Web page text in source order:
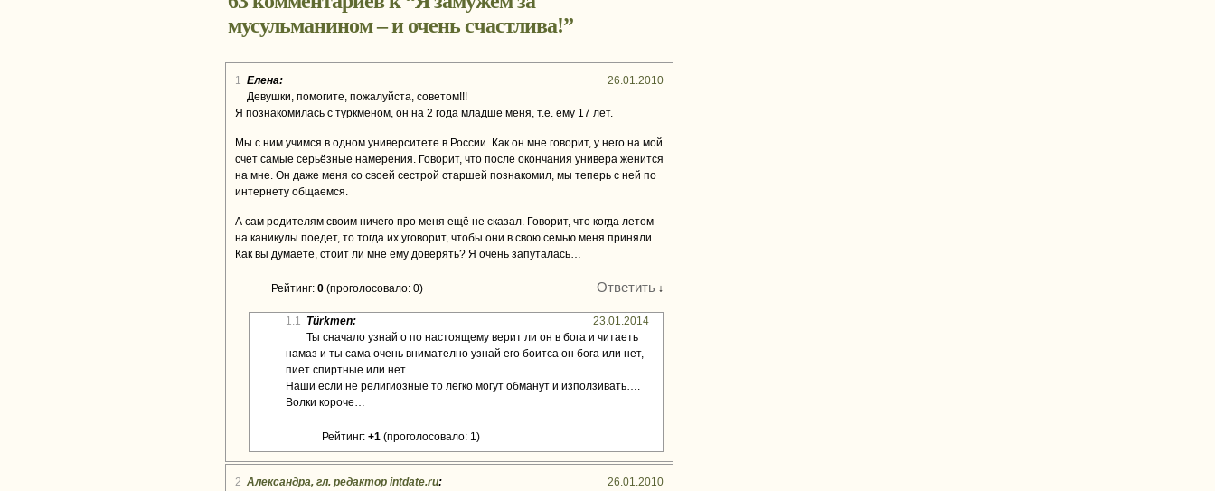
мусульманином – и очень счастлива!”
1 Елена:
26.01.2010
Девушки, помогите, пожалуйста, советом!!!
Я познакомилась с туркменом, он на 2 года младше меня, т.е. ему 17 лет.
Мы с ним учимся в одном университете в России. Как он мне говорит, у него на мой
счет самые серьёзные намерения. Говорит, что после окончания универа женится
на мне. Он даже меня со своей сестрой старшей познакомил, мы теперь с ней по
интернету общаемся.
А сам родителям своим ничего про меня ещё не сказал. Говорит, что когда летом
на каникулы поедет, то тогда их уговорит, чтобы они в свою семью меня приняли.
Как вы думаете, стоит ли мне ему доверять? Я очень запуталась…
Рейтинг: 0 (проголосовало: 0) Ответить ↓
1.1 Türkmen:
23.01.2014
Ты сначало узнай о по настоящему верит ли он в бога и читаеть
намаз и ты сама очень внимателно узнай его боитса он бога или нет,
пиет спиртные или нет….
Наши если не религиозные то легко могут обманут и използивать….
Волки короче…
Рейтинг: +1 (проголосовало: 1)
2 Александра, гл. редактор intdate.ru:
26.01.2010